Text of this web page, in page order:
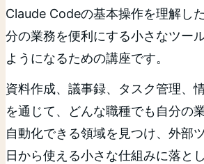
Claude Codeの基本操作を理解し
分の業務を便利にする小さなツー
ようになるための講座です。
資料作成、議事録、タスク管理、
を通じて、どんな職種でも自分の
自動化できる領域を見つけ、外部
日から使える小さな仕組みに落と